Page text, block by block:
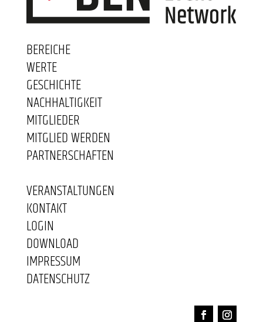
BEREICHE
WERTE
GESCHICHTE
NACHHALTIGKEIT
MITGLIEDER
MITGLIED WERDEN
PARTNERSCHAFTEN
VERANSTALTUNGEN
KONTAKT
LOGIN
DOWNLOAD
IMPRESSUM
DATENSCHUTZ